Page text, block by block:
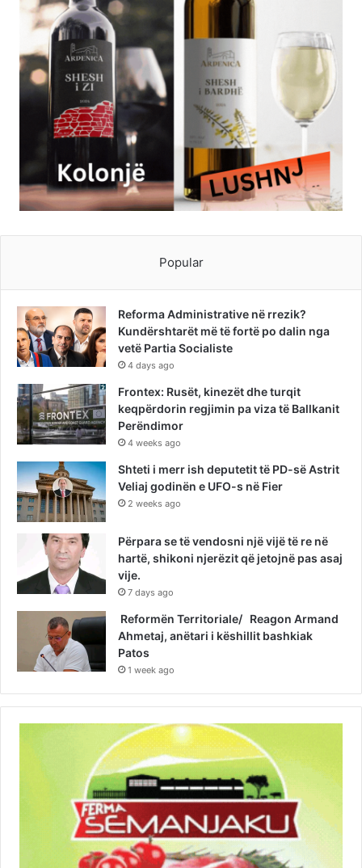
Popular
Reforma Administrative në rrezik?
Kundërshtarët më të fortë po dalin nga
vetë Partia Socialiste
4 days ago
Frontex: Rusët, kinezët dhe turqit
keqpërdorin regjimin pa viza të Ballkanit
Perëndimor
4 weeks ago
Shteti i merr ish deputetit të PD-së Astrit
Veliaj godinën e UFO-s në Fier
2 weeks ago
Përpara se të vendosni një vijë të re në
hartë, shikoni njerëzit që jetojnë pas asaj
vije.
7 days ago
Reformën Territoriale/ Reagon Armand
Ahmetaj, anëtari i këshillit bashkiak
Patos
1 week ago